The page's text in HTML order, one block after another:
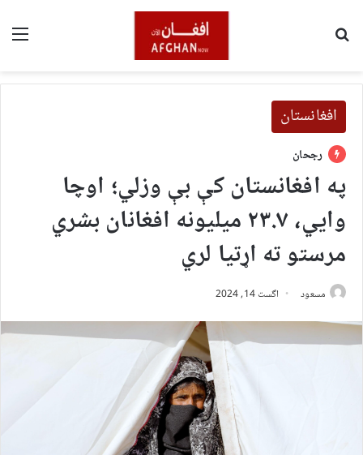
افغانستان
رجحان
په افغانستان کې بې وزلي؛ اوچا
وايي، ۲۳.۷ میلیونه افغانان بشري
مرستو ته اړتیا لري
مسعود اگست 14, 2024